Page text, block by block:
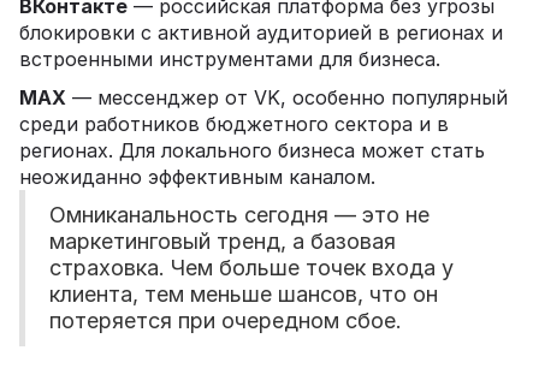
ВКонтакте — российская платформа без угрозы
блокировки с активной аудиторией в регионах и
встроенными инструментами для бизнеса.
MAX — мессенджер от VK, особенно популярный
среди работников бюджетного сектора и в
регионах. Для локального бизнеса может стать
неожиданно эффективным каналом.
Омниканальность сегодня — это не
маркетинговый тренд, а базовая
страховка. Чем больше точек входа у
клиента, тем меньше шансов, что он
потеряется при очередном сбое.